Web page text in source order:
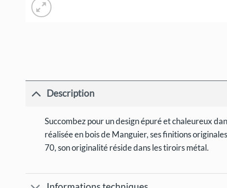
Description
Succombez pour un design épuré et chaleureux
réalisée en bois de Manguier, ses finitions
70, son originalité réside dans les tiroirs métal.